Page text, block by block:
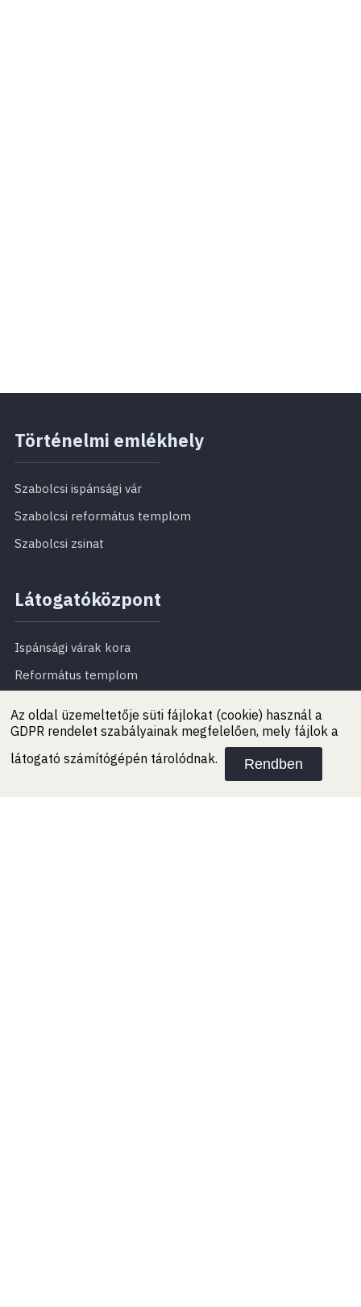
Az oldal üzemeltetője süti fájlokat (cookie) használ a
GDPR rendelet szabályainak megfelelően, mely fájlok a
látogató számítógépén tárolódnak.
Rendben
Történelmi emlékhely
Szabolcsi ispánsági vár
Szabolcsi református templom
Szabolcsi zsinat
Látogatóközpont
Ispánsági várak kora
Református templom
Látogatóinknak